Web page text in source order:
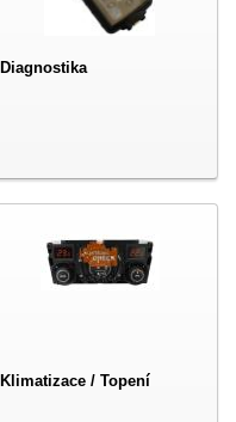
Diagnostika
Klimatizace / Topení